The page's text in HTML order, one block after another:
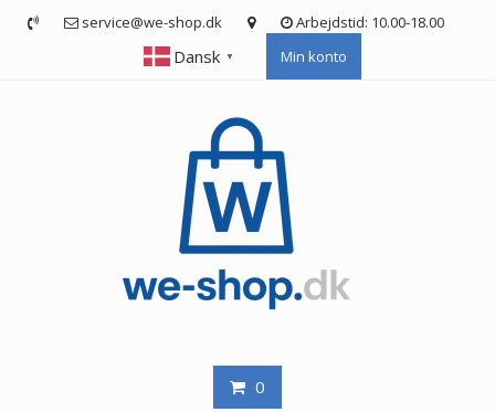
service@we-shop.dk Arbejdstid: 10.00-18.00
Dansk ▼ Min konto
0